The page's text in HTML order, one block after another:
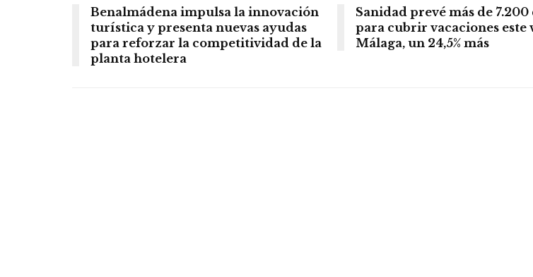
Benalmádena impulsa la innovación
turística y presenta nuevas ayudas
para reforzar la competitividad de la
planta hotelera
Sanidad prevé más de
para cubrir vacaciones este
Málaga, un 24,5% más